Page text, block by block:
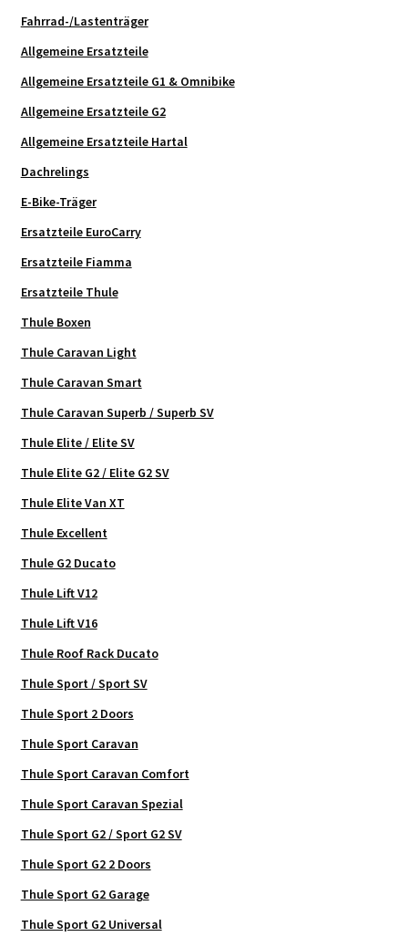
Fahrrad-/Lastenträger
Allgemeine Ersatzteile
Allgemeine Ersatzteile G1 & Omnibike
Allgemeine Ersatzteile G2
Allgemeine Ersatzteile Hartal
Dachrelings
E-Bike-Träger
Ersatzteile EuroCarry
Ersatzteile Fiamma
Ersatzteile Thule
Thule Boxen
Thule Caravan Light
Thule Caravan Smart
Thule Caravan Superb / Superb SV
Thule Elite / Elite SV
Thule Elite G2 / Elite G2 SV
Thule Elite Van XT
Thule Excellent
Thule G2 Ducato
Thule Lift V12
Thule Lift V16
Thule Roof Rack Ducato
Thule Sport / Sport SV
Thule Sport 2 Doors
Thule Sport Caravan
Thule Sport Caravan Comfort
Thule Sport Caravan Spezial
Thule Sport G2 / Sport G2 SV
Thule Sport G2 2 Doors
Thule Sport G2 Garage
Thule Sport G2 Universal